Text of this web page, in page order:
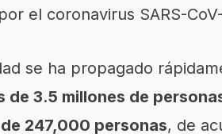
el coronavirus SARS-
se ha propagado
de 3.5 millones de
247,000 personas, de